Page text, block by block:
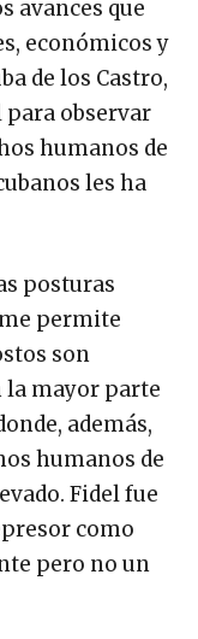
avances que
económicos y
de los Castro,
observar
humanos de
les ha
posturas
permite
son
la mayor parte
además,
humanos de
Fidel fue
como
pero no un